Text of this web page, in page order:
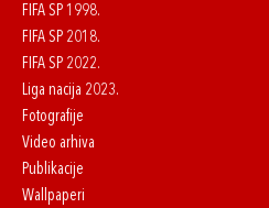
FIFA SP 1998.
FIFA SP 2018.
FIFA SP 2022.
Liga nacija 2023.
Fotografije
Video arhiva
Publikacije
Wallpaperi